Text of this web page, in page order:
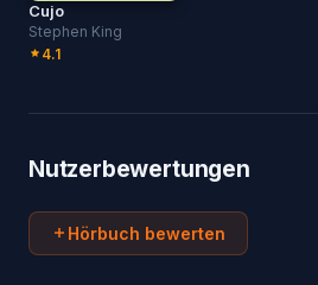
Cujo
Stephen King
4.1
Nutzerbewertungen
Hörbuch bewerten